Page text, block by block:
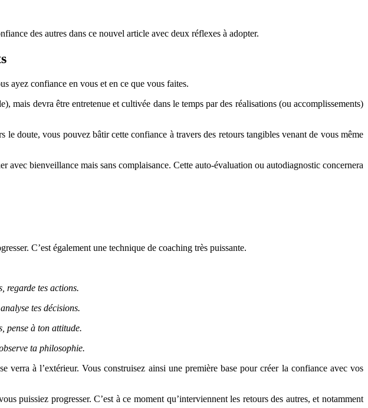
des autres dans ce nouvel article avec deux réflexes à adopter.
ayez confiance en vous et en ce que vous faites.
mais devra être entretenue et cultivée dans le temps par des réalisations (ou accomplissements)
doute, vous pouvez bâtir cette confiance à travers des retours tangibles venant de vous même
bienveillance mais sans complaisance. Cette auto-évaluation ou autodiagnostic concernera
C’est également une technique de coaching très puissante.
regarde tes actions.
tes décisions.
pense à ton attitude.
ta philosophie.
à l’extérieur. Vous construisez ainsi une première base pour créer la confiance avec vos
puissiez progresser. C’est à ce moment qu’interviennent les retours des autres, et notamment